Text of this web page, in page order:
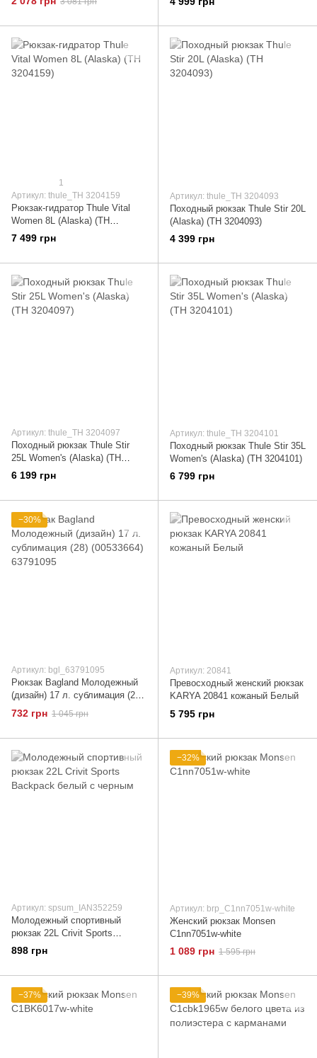
1
Артикул: thule_TH 3204159
Рюкзак-гидратор Thule Vital
Women 8L (Alaska) (TH
3204159)
7 499 грн
Артикул: thule_TH 3204093
Походный рюкзак Thule Stir 20L
(Alaska) (TH 3204093)
4 399 грн
Артикул: thule_TH 3204097
Походный рюкзак Thule Stir
25L Women's (Alaska) (TH
3204097)
6 199 грн
Артикул: thule_TH 3204101
Походный рюкзак Thule Stir 35L
Women's (Alaska) (TH 3204101)
6 799 грн
−30%
Артикул: bgl_63791095
Рюкзак Bagland Молодежный
(дизайн) 17 л. сублимация (28)
(00533664) 63791095
732 грн 1 045 грн
Артикул: 20841
Превосходный женский рюкзак
KARYA 20841 кожаный Белый
5 795 грн
Артикул: spsum_IAN352259
Молодежный спортивный
рюкзак 22L Crivit Sports
Backpack белый с черным
898 грн
−32%
Артикул: brp_C1nn7051w-white
Женский рюкзак Monsen
C1nn7051w-white
1 089 грн 1 595 грн
−37% −39%